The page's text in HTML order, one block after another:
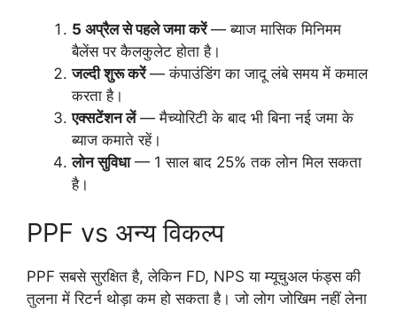
5 अप्रैल से पहले जमा करें— ब्याज मासिक मिनिमम
बैलेंस पर कैलकुलेट होता है।
जल्दी शुरू करें— कंपाउंडिंग का जादू लंबे समय में कमाल
करता है।
एक्सटेंशन लें— मैच्योरिटी के बाद भी बिना नई जमा के
ब्याज कमाते रहें।
लोन सुविधा— 1 साल बाद 25% तक लोन मिल सकता
है।
PPF vs अन्य विकल्प
PPF सबसे सुरक्षित है, लेकिन FD, NPS या म्यूचुअल फंड्स की
तुलना में रिटर्न थोड़ा कम हो सकता है। जो लोग जोखिम नहीं लेना